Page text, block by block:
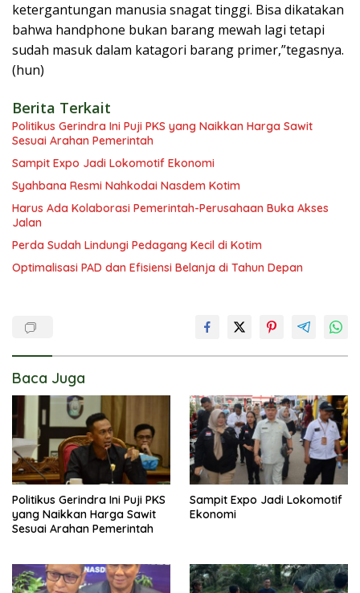
ketergantungan manusia snagat tinggi. Bisa dikatakan
bahwa handphone bukan barang mewah lagi tetapi
sudah masuk dalam katagori barang primer,”tegasnya.
(hun)
Berita Terkait
Politikus Gerindra Ini Puji PKS yang Naikkan Harga Sawit
Sesuai Arahan Pemerintah
Sampit Expo Jadi Lokomotif Ekonomi
Syahbana Resmi Nahkodai Nasdem Kotim
Harus Ada Kolaborasi Pemerintah-Perusahaan Buka Akses
Jalan
Perda Sudah Lindungi Pedagang Kecil di Kotim
Optimalisasi PAD dan Efisiensi Belanja di Tahun Depan
Baca Juga
Politikus Gerindra Ini Puji PKS
yang Naikkan Harga Sawit
Sesuai Arahan Pemerintah
Sampit Expo Jadi Lokomotif
Ekonomi